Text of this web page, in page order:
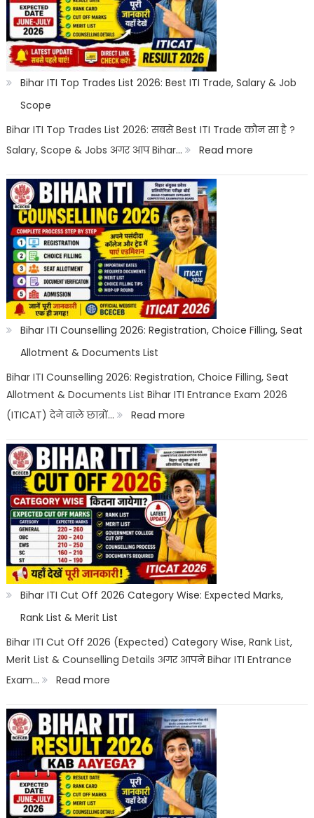
With
Salary
2026
|
Career
Options
Bihar ITI Top Trades List 2026: Best ITI Trade, Salary & Job
Scope
Bihar ITI Top Trades List 2026: सबसे Best ITI Trade कौन सा है ?
Salary, Scope & Jobs अगर आप Bihar…
Read more:
Bihar
ITI
Salary
&
Scope
Bihar ITI Counselling 2026: Registration, Choice Filling, Seat
Allotment & Documents List
Bihar ITI Counselling 2026: Registration, Choice Filling, Seat
Allotment & Documents List Bihar ITI Entrance Exam 2026
(ITICAT) देने वाले छात्रों…
Read more:
Bihar
ITI
Counselling
2026:
Registration,
Choice
Filling,
Seat
&
Documents
Bihar ITI Cut Off 2026 Category Wise: Expected Marks,
Rank List & Merit List
Bihar ITI Cut Off 2026 (Expected) Category Wise, Rank List,
Merit List & Counselling Details अगर आपने Bihar ITI Entrance
Exam…
Read more:
Bihar
Cut
Off
2026
Category